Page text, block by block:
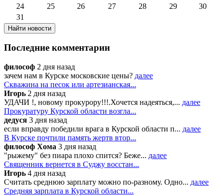
24
25 26 27 28 29
30
31
Последние комментарии
философ 2 дня назад
зачем нам в Курске московские цены? далее
Скважина на песок или артезианская...
Игорь 2 дня назад
УДАЧИ !, новому прокурору!!!.Хочется надеяться,... далее
Прокуратуру Курской области возгла...
дедуся 3 дня назад
если вправду победили врага в Курской области п... далее
В Курске почтили память жертв втор...
философ Хома 3 дня назад
"рыжему" без пиара плохо спится? Беже... далее
Священник вернется в Суджу восстан...
Игорь 4 дня назад
Считать среднюю зарплату можно по-разному. Одно... далее
Средняя зарплата в Курской области...